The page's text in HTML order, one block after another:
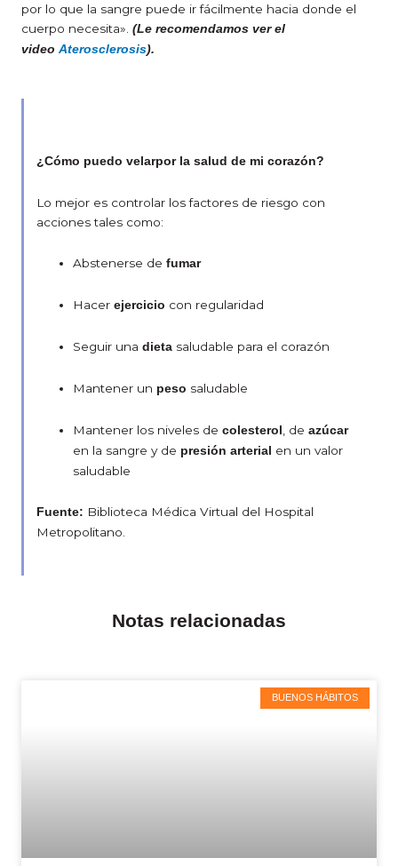
por lo que la sangre puede ir fácilmente hacia donde el
cuerpo necesita». (Le recomendamos ver el
video Aterosclerosis).
¿Cómo puedo velarpor la salud de mi corazón?
Lo mejor es controlar los factores de riesgo con
acciones tales como:
Abstenerse de fumar
Hacer ejercicio con regularidad
Seguir una dietasaludable para el corazón
Mantener un peso saludable
Mantener los niveles de colesterol , de azúcar
en la sangre y de presión arterial en un valor
saludable
Fuente: Biblioteca Médica Virtual del Hospital
Metropolitano.
Notas relacionadas
BUENOS HÁBITOS